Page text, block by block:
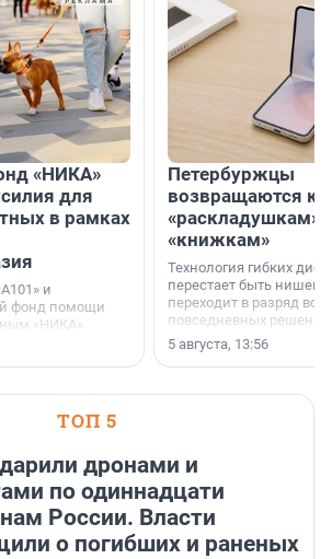
«НИКА»
для
в рамках
и
фонд помощи
«НИКА»
о
Петербуржцы
возвращаются к
«раскладушкам»
«книжкам»
Технология гибких
перестает быть
переходит в разряд
повседневных
5 августа, 13:56
ТОП 5
дронами и
по одиннадцати
России. Власти
о погибших и раненых